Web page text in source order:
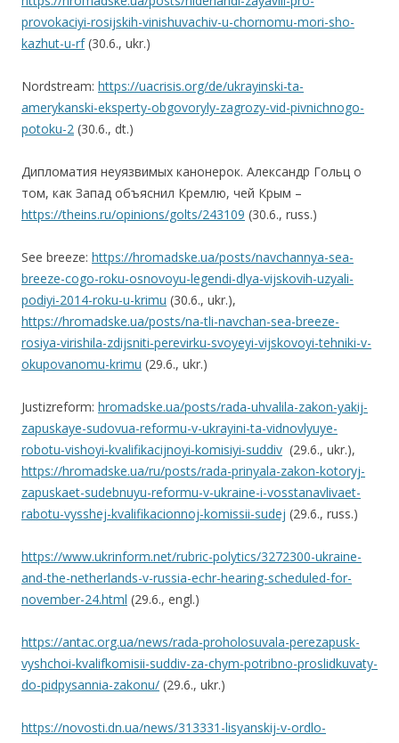
provokaciyi-rosijskih-vinishuvachiv-u-chornomu-mori-sho-
kazhut-u-rf(30.6., ukr.)
Nordstream: https://uacrisis.org/de/ukrayinski-ta-
amerykanski-eksperty-obgovoryly-zagrozy-vid-pivnichnogo-
potoku-2 (30.6., dt.)
Дипломатия неуязвимых канонерок. Александр Гольц о
том, как Запад объяснил Кремлю, чей Крым –
https://theins.ru/opinions/golts/243109 (30.6., russ.)
See breeze: https://hromadske.ua/posts/navchannya-sea-
breeze-cogo-roku-osnovoyu-legendi-dlya-vijskovih-uzyali-
podiyi-2014-roku-u-krimu (30.6., ukr.),
https://hromadske.ua/posts/na-tli-navchan-sea-breeze-
rosiya-virishila-zdijsniti-perevirku-svoyeyi-vijskovoyi-tehniki-v-
okupovanomu-krimu (29.6., ukr.)
Justizreform: hromadske.ua/posts/rada-uhvalila-zakon-yakij-
zapuskaye-sudovua-reformu-v-ukrayini-ta-vidnovlyuye-
robotu-vishoyi-kvalifikacijnoyi-komisiyi-suddiv (29.6., ukr.),
https://hromadske.ua/ru/posts/rada-prinyala-zakon-kotoryj-
zapuskaet-sudebnuyu-reformu-v-ukraine-i-vosstanavlivaet-
rabotu-vysshej-kvalifikacionnoj-komissii-sudej (29.6., russ.)
https://www.ukrinform.net/rubric-polytics/3272300-ukraine-
and-the-netherlands-v-russia-echr-hearing-scheduled-for-
november-24.html (29.6., engl.)
https://antac.org.ua/news/rada-proholosuvala-perezapusk-
vyshchoi-kvalifkomisii-suddiv-za-chym-potribno-proslidkuvaty-
do-pidpysannia-zakonu/ (29.6., ukr.)
https://novosti.dn.ua/news/313331-lisyanskij-v-ordlo-